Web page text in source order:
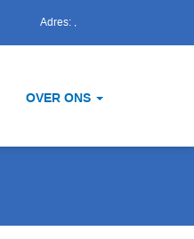
Adres: ,
OVER ONS